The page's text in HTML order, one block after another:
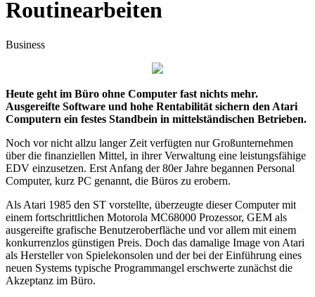
Routinearbeiten
Business
Heute geht im Büro ohne Computer fast nichts mehr.
Ausgereifte Software und hohe Rentabilität sichern den Atari
Computern ein festes Standbein in mittelständischen Betrieben.
Noch vor nicht allzu langer Zeit verfügten nur Großunternehmen
über die finanziellen Mittel, in ihrer Verwaltung eine leistungsfähige
EDV einzusetzen. Erst Anfang der 80er Jahre begannen Personal
Computer, kurz PC genannt, die Büros zu erobern.
Als Atari 1985 den ST vorstellte, überzeugte dieser Computer mit
einem fortschrittlichen Motorola MC68000 Prozessor, GEM als
ausgereifte grafische Benutzeroberfläche und vor allem mit einem
konkurrenzlos günstigen Preis. Doch das damalige Image von Atari
als Hersteller von Spielekonsolen und der bei der Einführung eines
neuen Systems typische Programmangel erschwerte zunächst die
Akzeptanz im Büro.